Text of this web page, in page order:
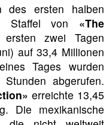
des ersten halben
Staffel von «The
zwei Tagen
auf 33,4 Millionen
Tages wurden
abgerufen.
erreichte 13,45
Die mexikanische